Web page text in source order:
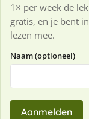
1× per week de
gratis, en je bent
lezen mee.
Naam (optioneel)
Aanmelden